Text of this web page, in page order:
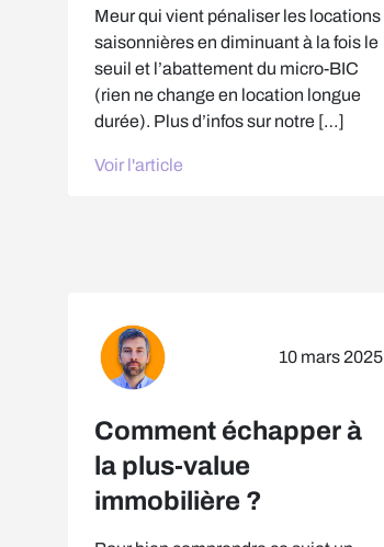
Meur qui vient pénaliser les locations
saisonnières en diminuant à la fois le
seuil et l’abattement du micro-BIC
(rien ne change en location longue
durée). Plus d’infos sur notre […]
Voir l'article
10 mars 2025
Comment échapper à
la plus-value
immobilière ?